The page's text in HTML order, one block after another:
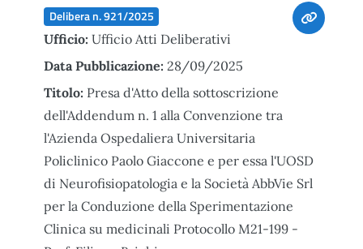
Delibera n. 921/2025
Ufficio: Ufficio Atti Deliberativi
Data Pubblicazione: 28/09/2025
Titolo: Presa d'Atto della sottoscrizione
dell'Addendum n. 1 alla Convenzione tra
l'Azienda Ospedaliera Universitaria
Policlinico Paolo Giaccone e per essa l'UOSD
di Neurofisiopatologia e la Società AbbVie Srl
per la Conduzione della Sperimentazione
Clinica su medicinali Protocollo M21-199 -